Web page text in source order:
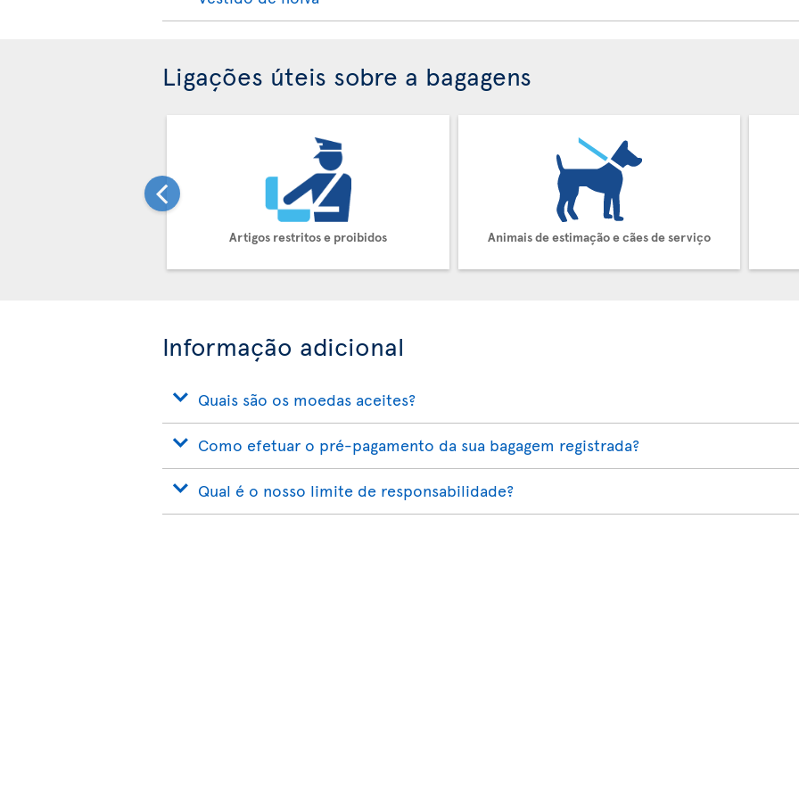
Ligações úteis sobre a bagagens
Artigos restritos e proibidos Animais de estimação e cães de serviço
Informação adicional
Quais são os moedas aceites?
Como efetuar o pré-pagamento da sua bagagem registrada?
Qual é o nosso limite de responsabilidade?